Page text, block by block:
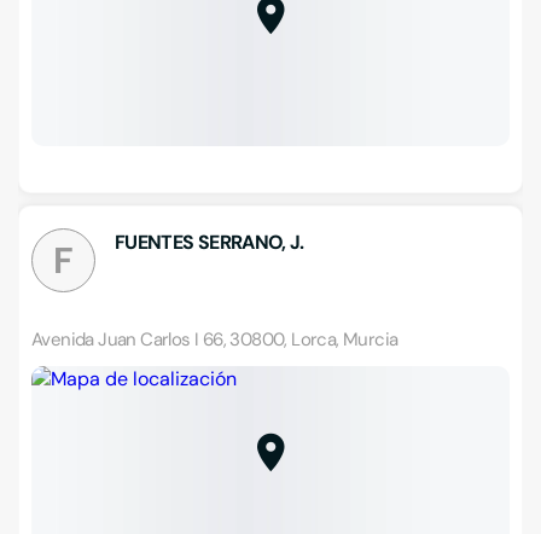
F FUENTES SERRANO, J.
Avenida Juan Carlos I 66, 30800, Lorca, Murcia